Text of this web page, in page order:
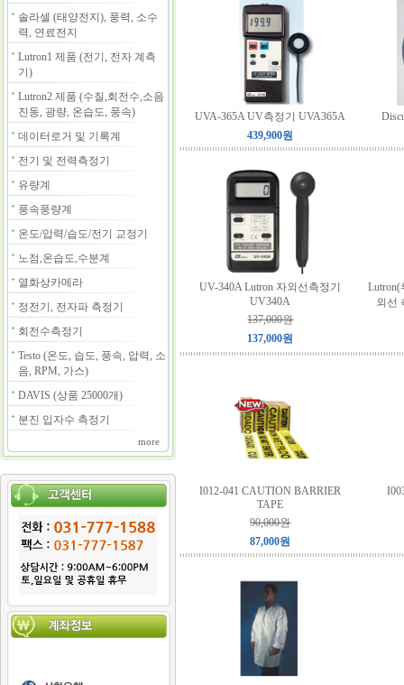
솔라셀 (태양전지), 풍력, 소수
력, 연료전지
Lutron1 제품 (전기, 전자 계측
기)
Lutron2 제품 (수질,회전수,소음
진동, 광량, 온습도, 풍속)
데이터로거 및 기록계
전기 및 전력측정기
유량계
풍속풍량계
온도/압력/습도/전기 교정기
노점,온습도,수분계
열화상카메라
정전기, 전자파 측정기
회전수측정기
Testo (온도, 습도, 풍속, 압력, 소
음, RPM, 가스)
DAVIS (상품 25000개)
분진 입자수 측정기
more
UVA-365A UV측정기 UVA365A
439,900원
UV-340A Lutron 자외선측정기
UV340A
137,000원
137,000원
Lutron(
외선
I012-041 CAUTION BARRIER
TAPE
90,000원
87,000원